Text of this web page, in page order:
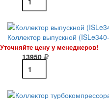
Коллектор выпускной
Уточняйте цену у менеджеров!
13950